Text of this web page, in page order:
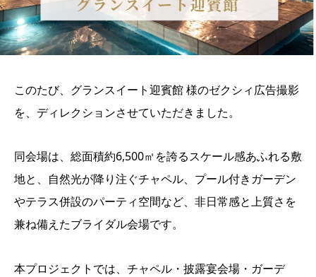
このたび、グランスイート迎賓館 様のゼクシィ広告撮影
を、ディレクションさせていただきました。
同会場は、総面積約6,500㎡を誇るスケール感あふれる敷
地と、自然光が降り注ぐチャペル、プール付きガーデン
やテラス併設のパーティ空間など、非日常感と上質さを
兼ね備えたブライダル会場です。
本プロジェクトでは、チャペル・披露宴会場・ガーデ